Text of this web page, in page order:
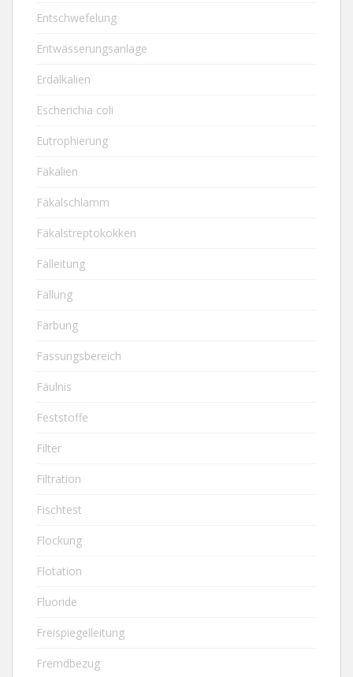
Entschwefelung
Entwässerungsanlage
Erdalkalien
Escherichia coli
Eutrophierung
Fäkalien
Fäkalschlamm
Fäkalstreptokokken
Falleitung
Fällung
Färbung
Fassungsbereich
Fäulnis
Feststoffe
Filter
Filtration
Fischtest
Flockung
Flotation
Fluoride
Freispiegelleitung
Fremdbezug